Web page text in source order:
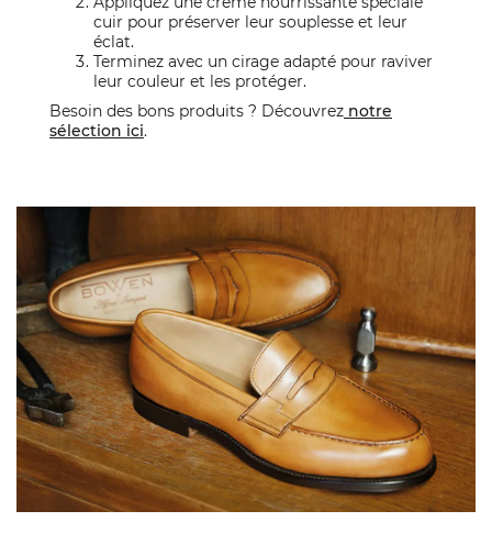
cuir pour préserver leur souplesse et leur
éclat.
Terminez avec un cirage adapté pour raviver
leur couleur et les protéger.
Besoin des bons produits ? Découvrez notre
sélection ici.